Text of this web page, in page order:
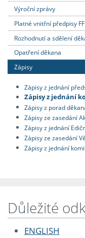
Výroční zprávy
Platné vnitřní předpisy
Rozhodnutí a sdělení
Opatření děkana
Zápisy
Zápisy z jednání
Zápisy z jednání
Zápisy z porad
Zápisy ze zasedání
Zápisy z jednání
Zápisy ze zasedání
Zápisy z jednání
Důležité
ENGLISH